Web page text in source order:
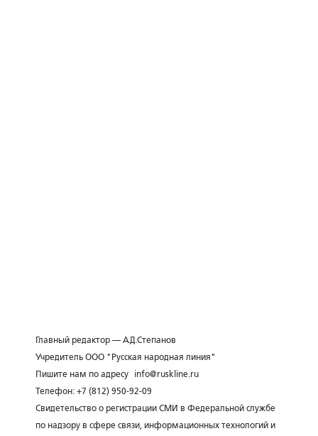
Главный редактор — А.Д.Степанов
Учредитель ООО "Русская народная линия"
Пишите нам по адресу
info@ruskline.ru
Телефон: +7 (812) 950-92-09
Свидетельство о регистрации СМИ в Федеральной службе
по надзору в сфере связи, информационных технологий и